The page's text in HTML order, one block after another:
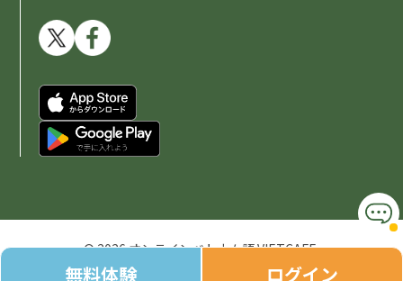
無料体験 ログイン
© 2026 オンラインベトナム語 VIETCAFE.